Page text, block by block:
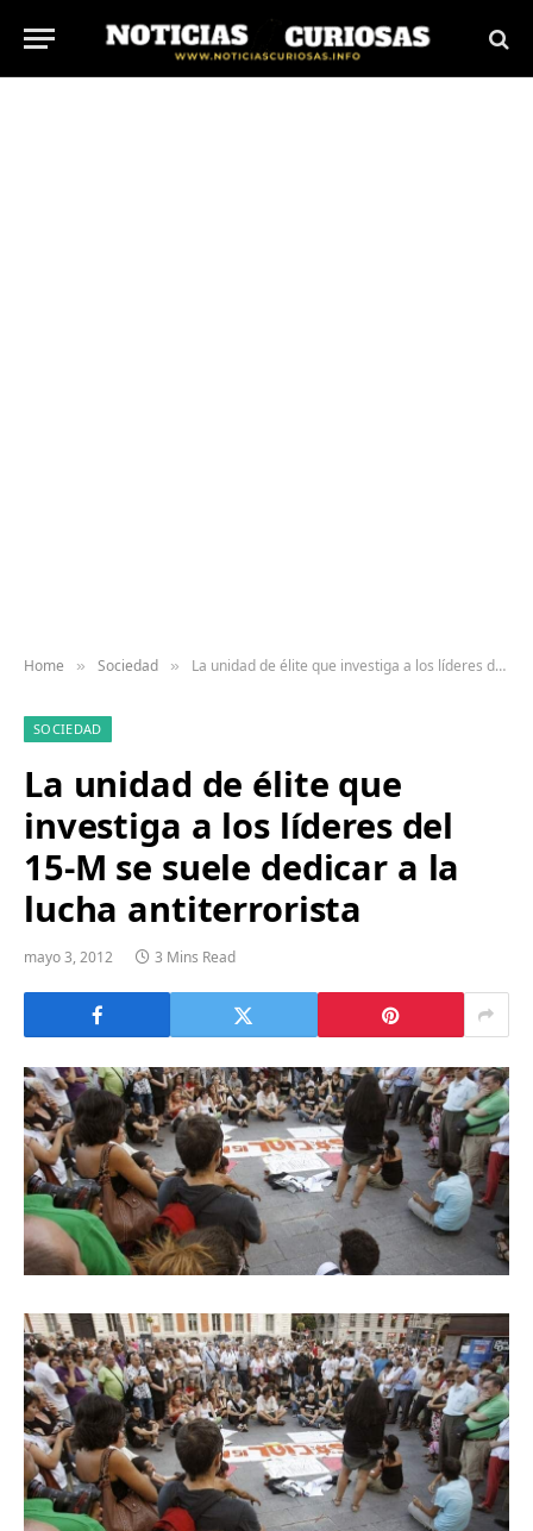
Home » Sociedad » La unidad de élite que investiga a los líderes del 15-M se suele dedicar a la lucha antiterrorista
SOCIEDAD
La unidad de élite que
investiga a los líderes del
15-M se suele dedicar a la
lucha antiterrorista
mayo 3, 2012 3 Mins Read